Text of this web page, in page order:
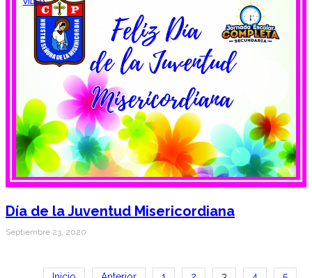
VIDEO
Día de la Juventud Misericordiana
Septiembre 23, 2020